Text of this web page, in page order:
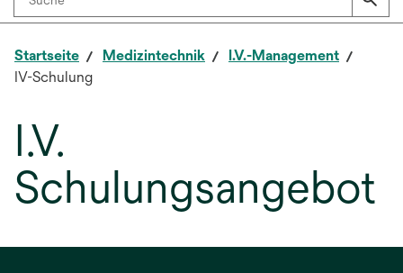
Startseite Medizintechnik
I.V.-Management
IV-Schulung
I.V.
Schulungsangebot